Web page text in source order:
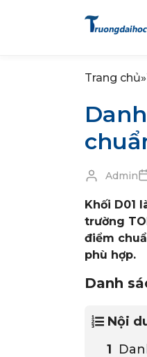
Trang chủ»
Admin
Khối D01
trường
điểm
phù hợp.
Danh
Nội